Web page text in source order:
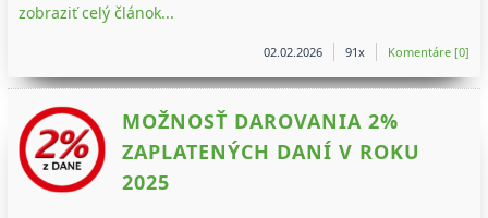
zobraziť celý článok...
02.02.2026 91x Komentáre [0]
MOŽNOSŤ DAROVANIA 2%
ZAPLATENÝCH DANÍ V ROKU
2025